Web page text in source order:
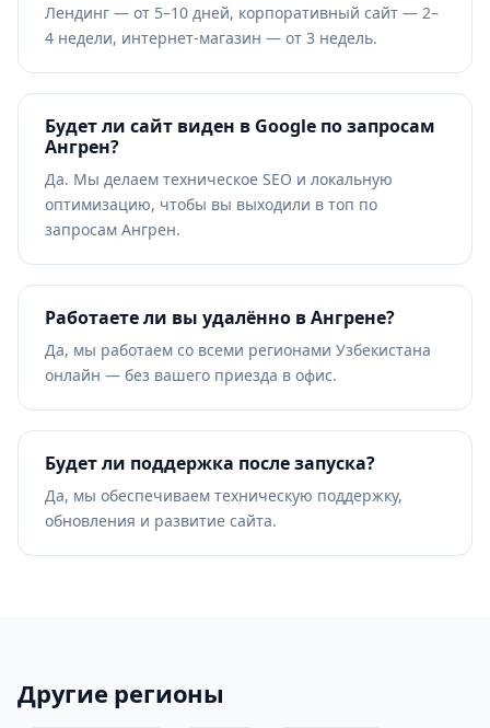
Лендинг — от 5–10 дней, корпоративный сайт — 2–
4 недели, интернет-магазин — от 3 недель.
Будет ли сайт виден в Google по запросам
Ангрен?
Да. Мы делаем техническое SEO и локальную
оптимизацию, чтобы вы выходили в топ по
запросам Ангрен.
Работаете ли вы удалённо в Ангрене?
Да, мы работаем со всеми регионами Узбекистана
онлайн — без вашего приезда в офис.
Будет ли поддержка после запуска?
Да, мы обеспечиваем техническую поддержку,
обновления и развитие сайта.
Другие регионы